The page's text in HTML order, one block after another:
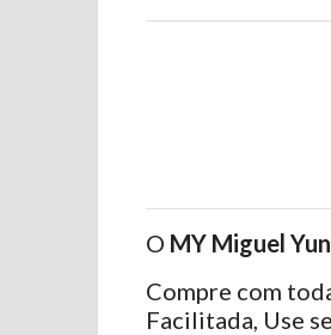
O MY Miguel
Compre com
Facilitada, Use